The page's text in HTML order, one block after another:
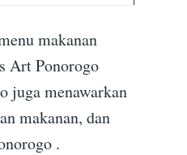
makanan
Art Ponorogo
juga menawarkan
makanan, dan
.